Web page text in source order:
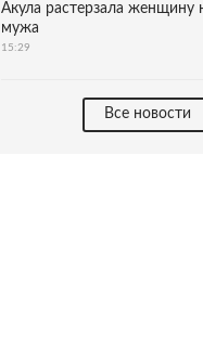
Акула растерзала женщину
мужа
15:29
Все новости